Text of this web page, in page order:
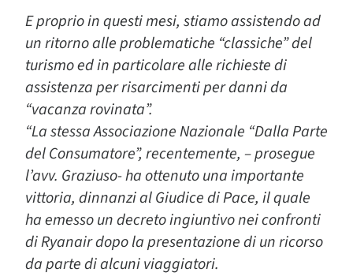
E proprio in questimesi, stiamo assistendo ad
un ritorno alle problematiche “classiche” del
turismo ed in particolare alle richieste di
assistenza per risarcimenti per danni da
“vacanza rovinata”.
“La stessa Associazione Nazionale “Dalla Parte
del Consumatore”, recentemente, – prosegue
l’avv. Graziuso- ha ottenuto una importante
vittoria, dinnanzi al Giudice di Pace, il quale
ha emesso un decreto ingiuntivo nei confronti
di Ryanair dopo la presentazione di un ricorso
da parte di alcuni viaggiatori.